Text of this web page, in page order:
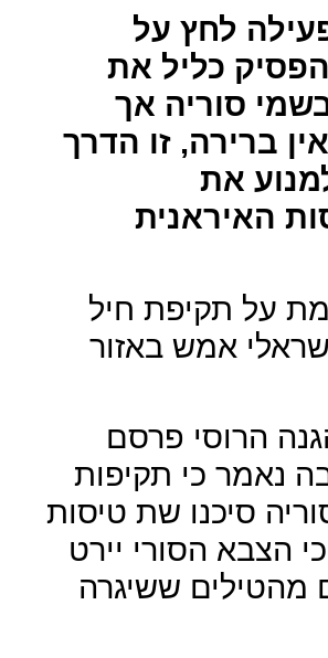
לחץ על
כליל את
סוריה אך
ברירה, זו הדרך
את
האיראנית
על תקיפת חיל
אמש באזור
הרוסי פרסם
נאמר כי תקיפות
סיכנו שת טיסות
הצבא הסורי יירט
מהטילים ששיגרה